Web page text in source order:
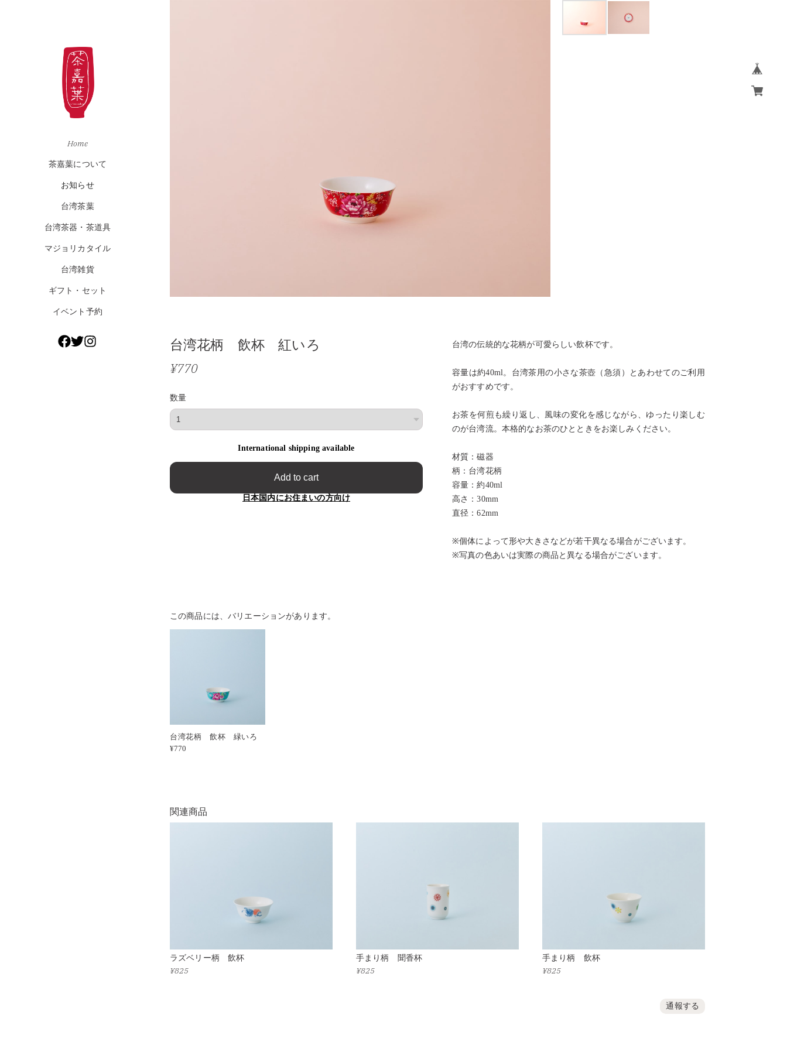
Home
茶嘉葉について
お知らせ
台湾茶葉
台湾茶器・茶道具
マジョリカタイル
台湾雑貨
ギフト・セット
イベント予約
台湾花柄 飲杯 紅いろ
¥770
数量
International shipping available
Add to cart
日本国内にお住まいの方向け
台湾の伝統的な花柄が可愛らしい飲杯です。
容量は約40ml。台湾茶用の小さな茶壺（急須）とあわせてのご利用
がおすすめです。
お茶を何煎も繰り返し、風味の変化を感じながら、ゆったり楽しむ
のが台湾流。本格的なお茶のひとときをお楽しみください。
材質：磁器
柄：台湾花柄
容量：約40ml
高さ：30mm
直径：62mm
※個体によって形や大きさなどが若干異なる場合がございます。
※写真の色あいは実際の商品と異なる場合がございます。
この商品には、バリエーションがあります。
台湾花柄 飲杯 緑いろ
¥770
関連商品
ラズベリー柄 飲杯
¥825
手まり柄 聞香杯
¥825
手まり柄 飲杯
¥825
通報する